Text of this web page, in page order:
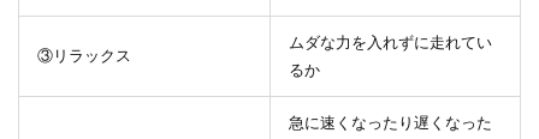
③リラックス
ムダな力を入れずに走れてい
るか
急に速くなったり遅くなった